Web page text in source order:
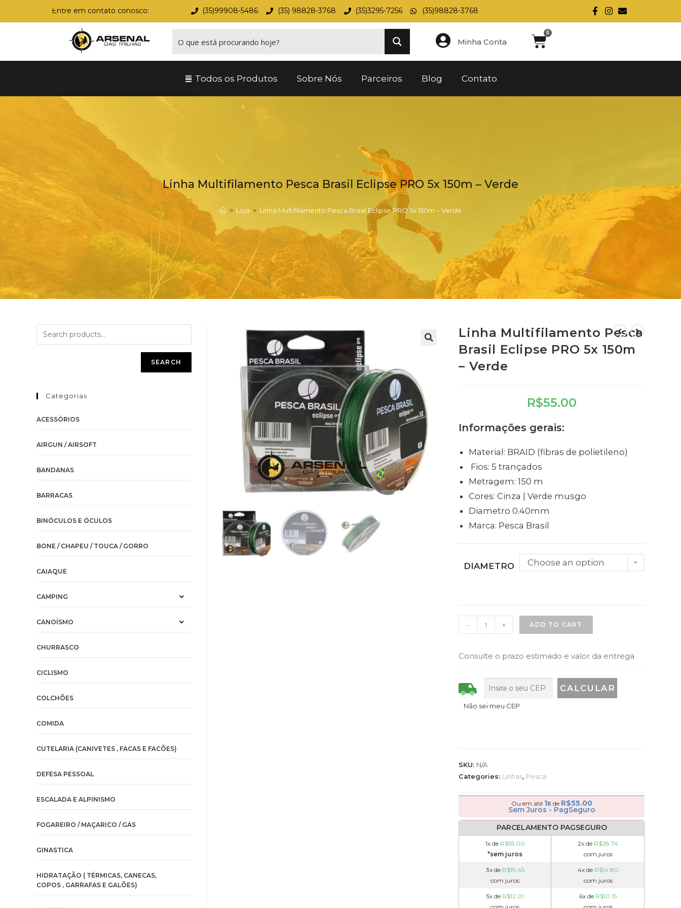
Entre em contato conosco: (35)99908-5486 (35) 98828-3768 (35)3295-7256 (35)98828-3768
Minha Conta
Todos os Produtos Sobre Nós Parceiros Blog Contato
Linha Multifilamento Pesca Brasil Eclipse PRO 5x 150m – Verde
> Loja > Linha Multifilamento Pesca Brasil Eclipse PRO 5x 150m – Verde
Linha Multifilamento Pesca
Brasil Eclipse PRO 5x 150m
– Verde
R$55.00
Informações gerais:
Material: BRAID (fibras de polietileno)
Fios: 5 trançados
Metragem: 150 m
Cores: Cinza | Verde musgo
Diametro 0.40mm
Marca: Pesca Brasil
DIAMETRO Choose an option
- + ADD TO CART
Consulte o prazo estimado e valor da entrega
Não sei meu CEP
SKU: N/A
Categories: Linhas, Pesca
Ou em até 1xde R$55.00
Sem Juros - PagSeguro
PARCELAMENTO PAGSEGURO
1x de R$55.00
*sem juros
3x de R$19.45
com juros
5x de R$12.01
2x de R$28.74
com juros
4x de R$14.80
com juros
6x de R$10.15
SEARCH
Categorias
ACESSÓRIOS
AIRGUN / AIRSOFT
BANDANAS
BARRACAS
BINÓCULOS E ÓCULOS
BONE / CHAPEU / TOUCA / GORRO
CAIAQUE
CAMPING
CANOÍSMO
CHURRASCO
CICLISMO
COLCHÕES
COMIDA
CUTELARIA (CANIVETES , FACAS E FACÕES)
DEFESA PESSOAL
ESCALADA E ALPINISMO
FOGAREIRO / MAÇARICO / GÁS
GINASTICA
HIDRATAÇÃO ( TÉRMICAS, CANECAS,
COPOS , GARRAFAS E GALÕES)